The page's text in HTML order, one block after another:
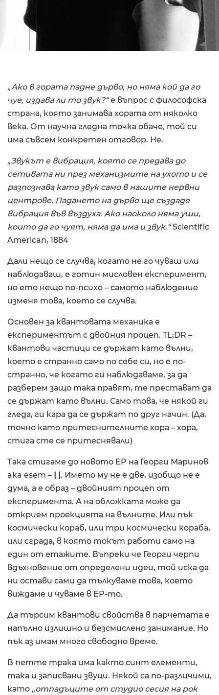
„Ако в гората падне дърво, но няма кой да го
чуе, издава ли то звук?“е въпрос с философска
страна, която занимава хората от няколко
века. От научна гледна точка обаче, той си
има съвсем конкретен отговор. Не.
„Звукът е вибрация, която се предава до
сетивата ни през механизмите на ухото и се
разпознава като звук само в нашите нервни
центрове. Падането на дърво ще създаде
вибрация във въздуха. Ако наоколо няма уши,
които да го чуят, няма да има и звук.“Scientific
American, 1884
Дали нещо се случва, когато не го чуваш или
наблюдаваш, е готин мисловен експеримент,
но ето нещо по-психо – самото наблюдение
изменя това, което се случва.
Основен за квантовата механика е
експериментът с двойния процеп. TL;DR –
квантови частици се държат като вълни,
което е странно само по себе си, но е по-
странно, че когато ги наблюдаваме, за да
разберем защо така правят, те престават да
се държат като вълни. Само това, че някой ги
гледа, ги кара да се държат по друг начин. (Да,
точно като притеснителните хора – хора,
стига сте се притеснявали)
Така стигаме до новото EP на Георги Маринов
aka esem – | |. Името му не е две, изобщо не е
дума, а е образ – двойният процеп от
експеримента. А на обложката може да
открием проекцията на вълните. Или пък
космически кораб, или три космически кораба,
или сграда, в която токът работи само на
един от етажите. Въпреки че Георги черпи
вдъхновение от определени идеи, той иска да
ни остави сами да тълкуваме това, което
виждаме и чуваме в EP-то.
Да търсим квантови свойства в парчетата е
напълно излишно и безсмислено занимание. Но
пък аз имам много свободно време.
В петте трака има както синт елементи,
така и записвани звуци. Някой са по-различими,
като „отпадъците от студио сесия на рок